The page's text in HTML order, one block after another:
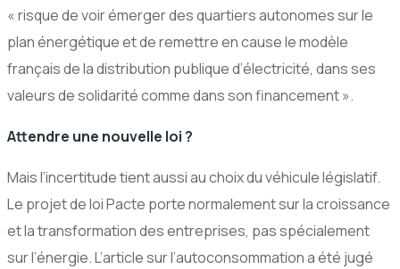
« risque de voir émerger des quartiers autonomes sur le
plan énergétique et de remettre en cause le modèle
français de la distribution publique d’électricité, dans ses
valeurs de solidarité comme dans son financement ».
Attendre une nouvelle loi ?
Mais l’incertitude tient aussi au choix du véhicule législatif.
Le projet de loi Pacte porte normalement sur la croissance
et la transformation des entreprises, pas spécialement
sur l’énergie. L’article sur l’autoconsommation a été jugé